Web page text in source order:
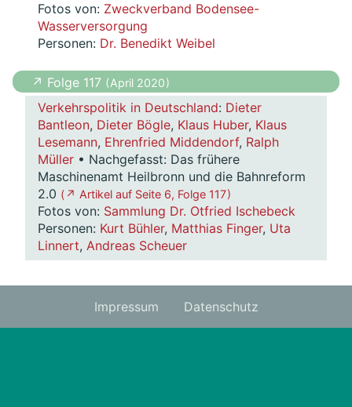
Fotos von: Zweckverband Bodensee-
Wasserversorgung
Personen: Dr. Benedikt Weibel
↗ Folge 117 ( April 2020 )
Verkehrspolitik in Deutschland: Dieter
Bantleon, Dieter Bögle, Klaus Huber, Klaus
Lesemann, Ehrenfried Middendorf, Ralph
Müller • Nachgefasst: Das frühere
Maschinenamt Heilbronn und die Bahnreform
2.0 ( ↗ Artikel auf Seite 6, Folge 117 )
Fotos von: Sammlung Dr. Otfried Ischebeck
Personen: Kurt Bühler, Matthias Finger, Uta
Linnert, Andreas Scheuer
Impressum Datenschutz